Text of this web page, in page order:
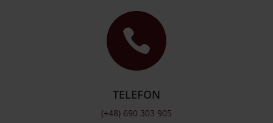

TELEFON
(+48) 690 303 905